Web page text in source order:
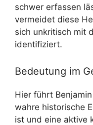
schwer erfassen
vermeidet diese
sich unkritisch mit
identifiziert.
Bedeutung im
Hier führt
wahre historische
ist und eine aktive